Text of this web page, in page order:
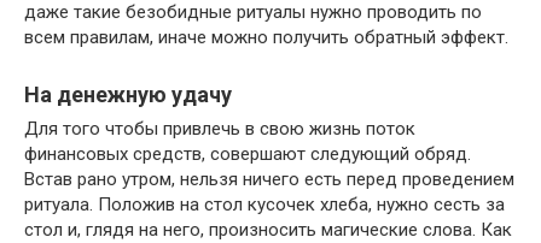
даже такие безобидные ритуалы нужно проводить по
всем правилам, иначе можно получить обратный эффект.
На денежную удачу
Для того чтобы привлечь в свою жизнь поток
финансовых средств, совершают следующий обряд.
Встав рано утром, нельзя ничего есть перед проведением
ритуала. Положив на стол кусочек хлеба, нужно сесть за
стол и, глядя на него, произносить магические слова. Как